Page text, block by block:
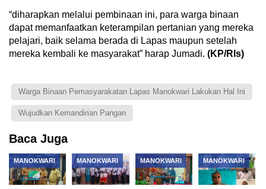
“diharapkan melalui pembinaan ini, para warga binaan
dapat memanfaatkan keterampilan pertanian yang mereka
pelajari, baik selama berada di Lapas maupun setelah
mereka kembali ke masyarakat” harap Jumadi. (KP/Rls)
Warga Binaan Pemasyarakatan Lapas Manokwari Lakukan Hal Ini
Wujudkan Kemandirian Pangan
Baca Juga
MANOKWARI MANOKWARI MANOKWARI MANOKWARI